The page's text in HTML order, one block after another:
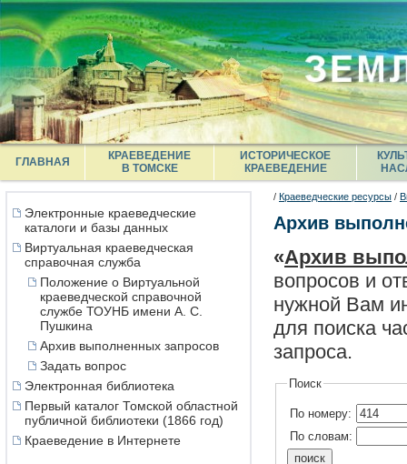
ГЛАВНАЯ
КРАЕВЕДЕНИЕ
В ТОМСКЕ
ИСТОРИЧЕСКОЕ
КРАЕВЕДЕНИЕ
Электронные краеведческие
каталоги и базы данных
Виртуальная краеведческая
справочная служба
Положение о Виртуальной
краеведческой справочной
службе ТОУНБ имени А. С.
Пушкина
Архив выполненных запросов
Задать вопрос
Электронная библиотека
Первый каталог Томской областной
публичной библиотеки (1866 год)
Краеведение в Интернете
/ Краеведческие ресурсы /
Архив
«Архив
вопросов и
нужной Вам
для поиска
запроса.
Поиск
По номеру:
По словам: